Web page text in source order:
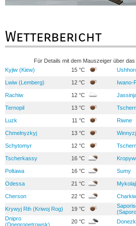
Wetterbericht
Für Details mit dem Mauszeiger über
Kyjiw (Kiew)
15 °C
Lwiw (Lemberg) 12 °C Iwano-
Rachiw 12 °C
Ternopil 13 °C
Luzk 11 °C Riwne
Chmelnyzkyj 13 °C
Schytomyr 12 °C
Tscherkassy 16 °C
Poltawa 16 °C Sumy
Odessa 21 °C
Cherson 22 °C
Krywyj Rih (Kriwoj Rog) 19 °C
Dnipro
(Dnepropetrowsk)
20 °C Donezk